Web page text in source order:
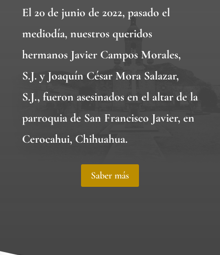
El 20 de junio de 2022, pasado el
mediodía, nuestros queridos
hermanos Javier Campos Morales,
S.J. y Joaquín César Mora Salazar,
S.J., fueron asesinados en el altar de la
parroquia de San Francisco Javier, en
Cerocahui, Chihuahua.
Saber más